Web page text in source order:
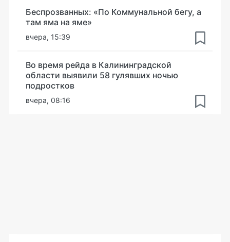
Беспрозванных: «По Коммунальной бегу, а
там яма на яме»
вчера, 15:39
Во время рейда в Калининградской
области выявили 58 гулявших ночью
подростков
вчера, 08:16